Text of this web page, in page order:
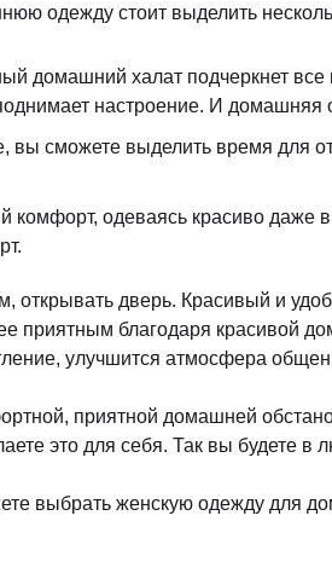
одежду стоит выделить
домашний халат подчеркнет
настроение. И
сможете выделить время для
комфорт, одеваясь красиво
открывать дверь. Красивый и
приятным благодаря красивой
улучшится атмосфера
приятной домашней
это для себя. Так вы будете в
выбрать женскую одежду для